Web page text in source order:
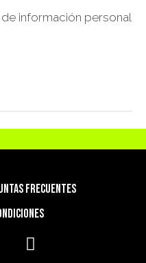
información personal
FRECUENTES